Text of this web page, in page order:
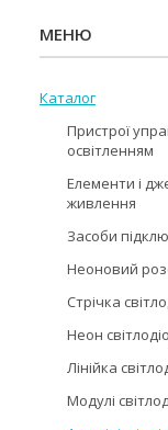
Каталог
Пристрої
освітленням
Елементи і
живлення
Засоби
Неоновий
Стрічка
Неон
Лінійка
Модулі